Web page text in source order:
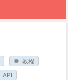
教程
API